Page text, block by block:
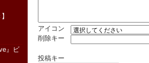
アイコン
削除キー
投稿キー
』ビ